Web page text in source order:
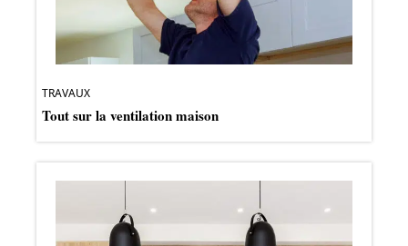
TRAVAUX
Tout sur la ventilation maison